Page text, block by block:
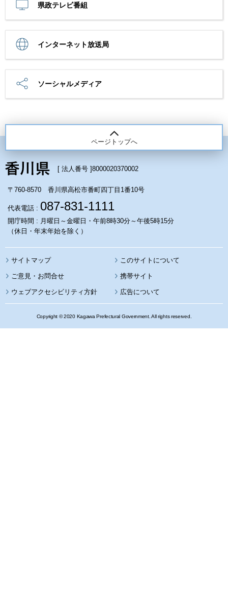
県政テレビ番組
インターネット放送局
ソーシャルメディア
ページトップへ
[ 法人番号 ]8000020370002
〒760-8570 香川県高松市番町四丁目1番10号
代表電話 : 087-831-1111
開庁時間 : 月曜日～金曜日・午前8時30分～午後5時15分
（休日・年末年始を除く）
サイトマップ このサイトについて
携帯サイト
ウェブアクセシビリティ方針 広告について
Copyright © 2020 Kagawa Prefectural Government. All rights reserved.